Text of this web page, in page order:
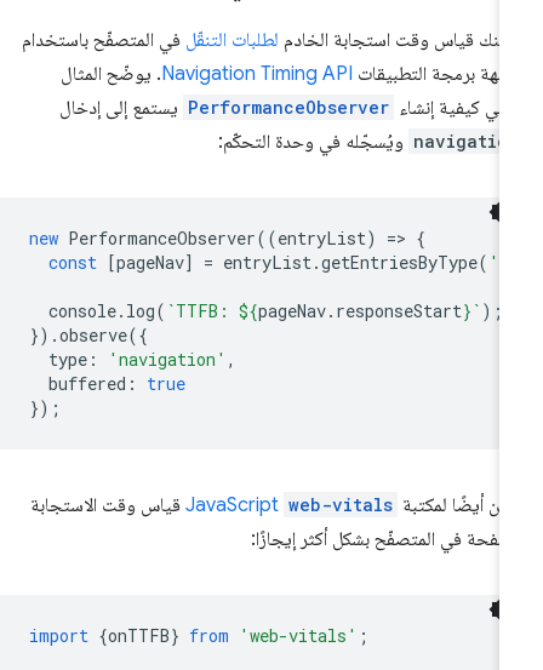
قياس وقت استجابة الخادملطلبات التنقّلفي المتصفّح باستخدام
برمجة التطبيقاتNavigation Timing API. يوضّح المثال
كيفية إنشاء PerformanceObserver يستمع إلى إدخال
ويُسجّله في وحدة التحكّم:
new PerformanceObserver((entryList) =
const [pageNav = entryList.getEntriesByType
console.log(`TTFB: ${pageNav.responseStart }
}).observe
type : 'navigation'
buffered: true
أيضًا لمكتبة web-vitals
JavaScript
قياس وقت الاستجابة
في المتصفّح بشكل أكثر إيجازًا:
import {onTTFB} from 'web-vitals'